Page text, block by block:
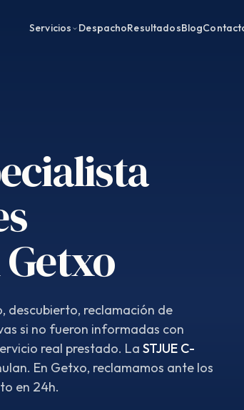
Servicios DespachoResultadosBlog
descubierto, reclamación de
si no fueron informadas con
real prestado. La STJUE C-
En Getxo, reclamamos ante los
en 24h.